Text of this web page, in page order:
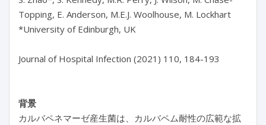
Topping, E. Anderson, M.E.J. Woolhouse, M. Lockhart
*University of Edinburgh, UK
Journal of Hospital Infection (2021) 110, 184-193
背景
カルバペネマーゼ産生菌は、カルバペム耐性の広範な拡